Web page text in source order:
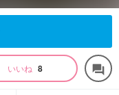
いいね 8 forum